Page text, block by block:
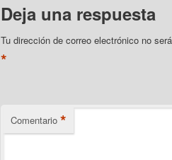
Deja una respuesta
Tu dirección de correo electrónico no
*
Comentario *